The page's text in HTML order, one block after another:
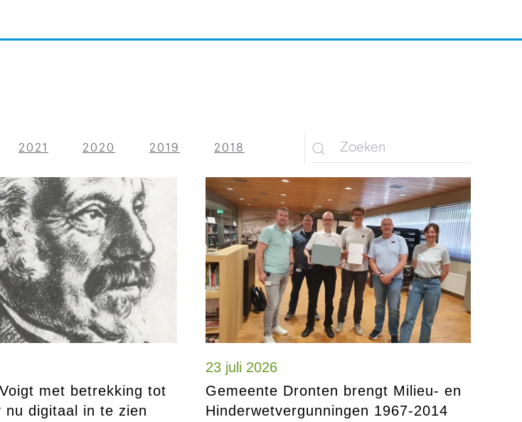
2021 2020 2019 2018
met betrekking tot
nu digitaal in te zien
23 juli 2026
Gemeente Dronten brengt Milieu- en
Hinderwetvergunningen 1967-2014